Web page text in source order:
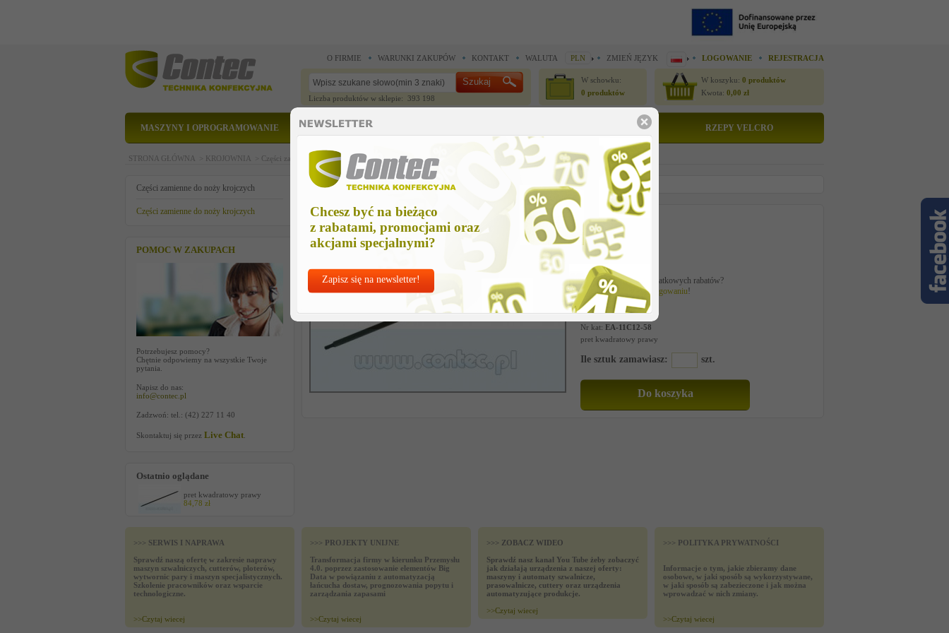
Chcesz być na bieżąco
z rabatami, promocjami oraz
akcjami specjalnymi?
Zapisz się na newsletter!
O FIRMIE WARUNKI ZAKUPÓW KONTAKT WALUTA PLN ZMIEŃ JĘZYK LOGOWANIE REJESTRACJA
Liczba produktów w sklepie: 393 198
W schowku:
0 produktów
W koszyku: 0 produktów
Kwota: 0,00 zł
MASZYNY I OPROGRAMOWANIE CZĘŚCI ZAMIENNE RZEPY VELCRO
STRONA GŁÓWNA > KROJOWNIA > Części zamienne do noży krojczych >Części zamienne do noży krojczych > pret kwadratowy prawy
Części zamienne do noży krojczych
Części zamienne do noży krojczych
POMOC W ZAKUPACH
Potrzebujesz pomocy?
Chętnie odpowiemy na wszystkie Twoje
pytania.
Napisz do nas:
info@contec.pl
Zadzwoń: tel.: (42) 227 11 40
Skontaktuj się przez Live Chat
Ostatnio oglądane
pret kwadratowy prawy
84,78 zł
pret kwadratowy prawy
Cena netto
84,78 zł
Chcesz korzystać z dodatkowych rabatów?
Najlepszeceny pozalogowaniu!
Nr kat: EA-11C12-58
pret kwadratowy prawy
Ile sztuk zamawiasz: szt.
>>> SERWIS I NAPRAWA
Sprawdź naszą ofertę w zakresie naprawy
maszyn szwalniczych, cutterów, ploterów,
wytwornic pary i maszyn specjalistycznych.
Szkolenie pracowników oraz wsparcie
technologiczne.
>>Czytaj wiecej
>>> PROJEKTY UNIJNE
Transformacja firmy w kierunku Przemysłu
4.0. poprzez zastosowanie elementów Big
Data w powiązaniu z automatyzacją
łańcucha dostaw, prognozowania popytu i
zarządzania zapasami
>>Czytaj wiecej
>>> ZOBACZ WIDEO
Sprawdź nasz kanał You Tube żeby zobaczyć
jak działają urządzenia z naszej oferty:
maszyny i automaty szwalnicze,
prasowalnicze, cuttery oraz urządzenia
automatyzujące produkcje.
>>Czytaj wiecej
>>> POLITYKA PRYWATNOŚCI
Informacje o tym, jakie zbieramy dane
osobowe, w jaki sposób są wykorzystywane,
w jaki sposób są zabezieczone i jak można
wprowadzać w nich zmiany.
>>Czytaj wiecej